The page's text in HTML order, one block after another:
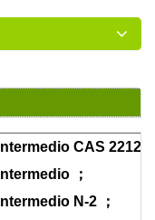
CAS
；
N-2
；